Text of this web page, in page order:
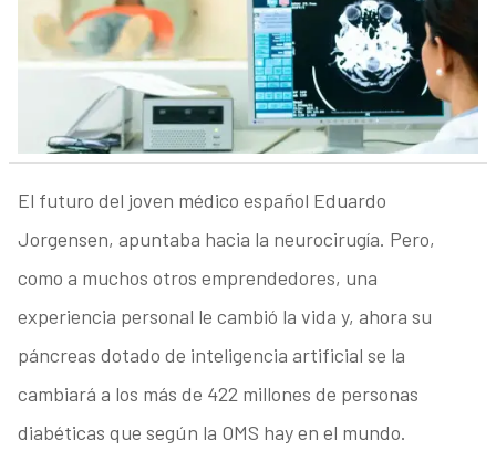
El futuro del joven médico español Eduardo
Jorgensen, apuntaba hacia la neurocirugía. Pero,
como a muchos otros emprendedores, una
experiencia personal le cambió la vida y, ahora su
páncreas dotado de inteligencia artificial se la
cambiará a los más de 422 millones de personas
diabéticas que según la OMS hay en el mundo.